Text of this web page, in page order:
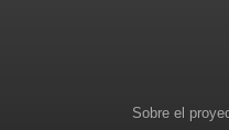
Sobre el